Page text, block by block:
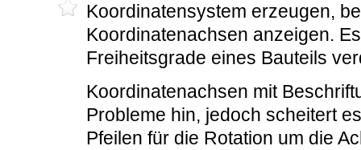
Koordinatensystem erzeugen,
Koordinatenachsen anzeigen.
Freiheitsgrade eines Bauteils
Koordinatenachsen mit
Probleme hin, jedoch scheitert
Pfeilen für die Rotation um die